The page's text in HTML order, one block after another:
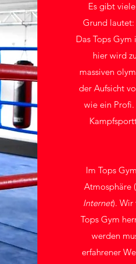
Es gibt
Grund lautet:
Das Tops Gym i
hier wird
massiven
der Aufsicht
wie ein Profi.
Im Tops
Atmosphäre
Internet). Wir
Tops Gym
werden
erfahrener